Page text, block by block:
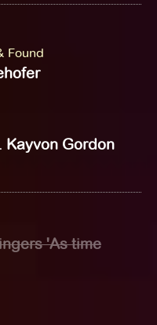
Found
Kayvon Gordon
'As time